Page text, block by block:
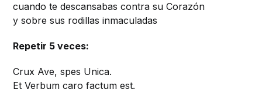
cuando te descansabas contra su Corazón
y sobre sus rodillas inmaculadas
Repetir 5 veces:
Crux Ave, spes Unica.
Et Verbum caro factum est.